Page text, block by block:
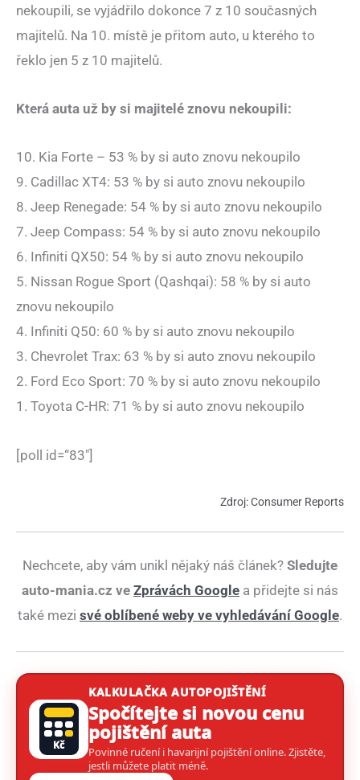
nekoupili, se vyjádřilo dokonce 7 z 10 současných
majitelů. Na 10. místě je přitom auto, u kterého to
řeklo jen 5 z 10 majitelů.
Která auta už by si majitelé znovu nekoupili:
10. Kia Forte – 53 % by si auto znovu nekoupilo
9. Cadillac XT4: 53 % by si auto znovu nekoupilo
8. Jeep Renegade: 54 % by si auto znovu nekoupilo
7. Jeep Compass: 54 % by si auto znovu nekoupilo
6. Infiniti QX50: 54 % by si auto znovu nekoupilo
5. Nissan Rogue Sport (Qashqai): 58 % by si auto
znovu nekoupilo
4. Infiniti Q50: 60 % by si auto znovu nekoupilo
3. Chevrolet Trax: 63 % by si auto znovu nekoupilo
2. Ford Eco Sport: 70 % by si auto znovu nekoupilo
1. Toyota C-HR: 71 % by si auto znovu nekoupilo
[poll id=“83″]
Zdroj: Consumer Reports
Nechcete, aby vám unikl nějaký náš článek? Sledujte
auto-mania.cz ve Zprávách Google a přidejte si nás
také mezi své oblíbené weby ve vyhledávání Google.
Kč
KALKULAČKA AUTOPOJIŠTĚNÍ
Spočítejte si novou cenu
pojištění auta
Povinné ručení i havarijní pojištění online. Zjistěte,
jestli můžete platit méně.